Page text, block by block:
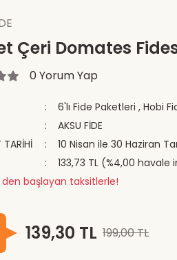
Çeri Domates
0 Yorum Yap
6'lı Fide Paketleri ,Hobi
AKSU FİDE
TARİHİ
10 Nisan ile 30 Haziran
133,73 TL (%4,00 havale
den başlayan taksitlerle!
139,30 TL 199,00 TL